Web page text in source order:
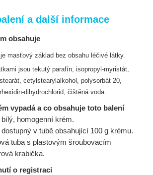
a další informace
obsahuje
masťový základ bez obsahu léčivé látky.
jsou tekutý parafín, isopropyl-myristát,
cetylstearylalkohol, polysorbát 20,
dihydrochlorid, čištěná voda.
vypadá a co obsahuje toto balení
homogenní krém.
v tubě obsahující 100 g krému.
tuba s plastovým šroubovacím
krabička.
o registraci